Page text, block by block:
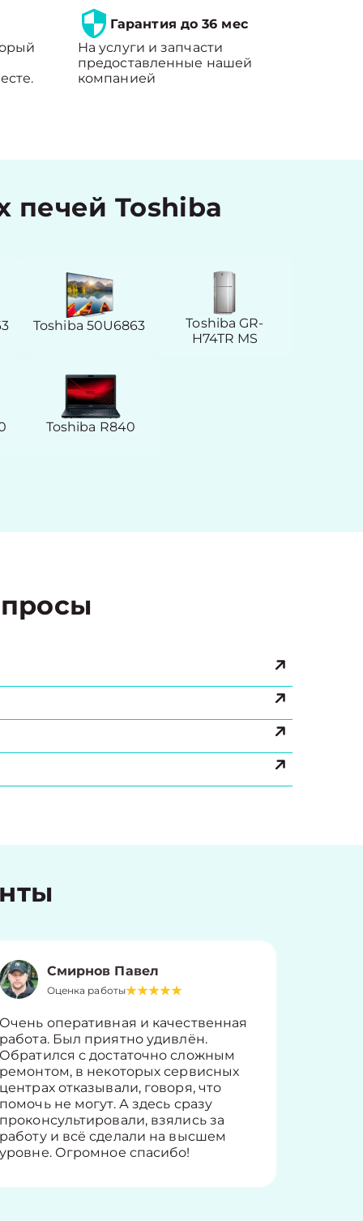
Гарантия до 36 мес
На услуги и запчасти
предоставленные нашей
компанией
Toshiba
Toshiba 50U6863
Toshiba GR-
H74TR MS
Toshiba R840
Смирнов Павел
Оценка работы
Очень оперативная и качественная
работа. Был приятно удивлён.
Обратился с достаточно сложным
ремонтом, в некоторых сервисных
центрах отказывали, говоря, что
помочь не могут. А здесь сразу
проконсультировали, взялись за
работу и всё сделали на высшем
уровне. Огромное спасибо!